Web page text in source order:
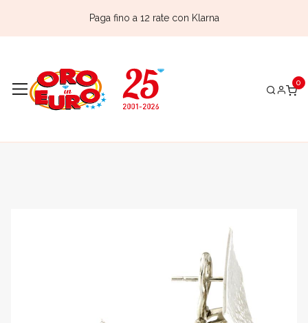
Paga fino a 12 rate con Klarna